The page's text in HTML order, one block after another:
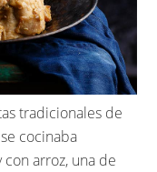
tradicionales de
cocinaba
arroz, una de